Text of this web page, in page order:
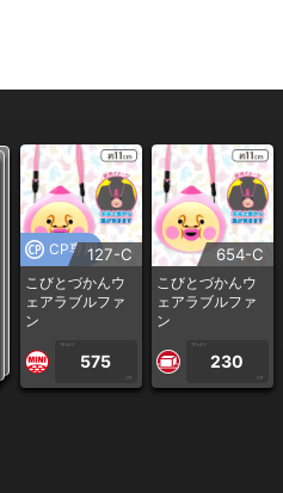
CP専用127-C
こびとづかんウ
ェアラブルファ
ン
1PLAY
575
CP
654-C
こびとづかんウ
ェアラブルファ
ン
1PLAY
230
CP